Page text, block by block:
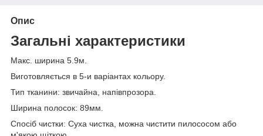
Опис
Загальні характеристики
Макс. ширина 5.9м.
Виготовляється в 5-и варіантах кольору.
Тип тканини: звичайна, напівпрозора.
Ширина полосок: 89мм.
Спосіб чистки: Суха чистка, можна чистити пилососом або